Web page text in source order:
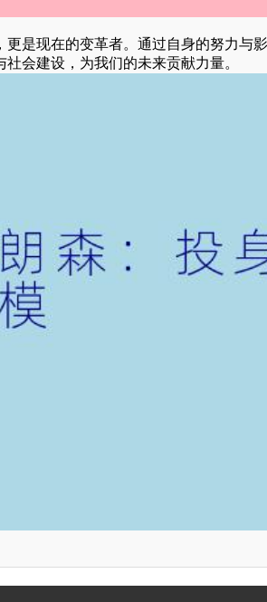
是现在的变革者。通过自身的努力与
会建设，为我们的未来贡献力量。